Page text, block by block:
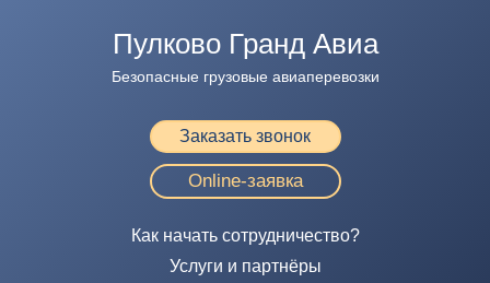
Пулково Гранд Авиа
Безопасные грузовые авиаперевозки
Заказать звонок
Online-заявка
Как начать сотрудничество?
Услуги и партнёры